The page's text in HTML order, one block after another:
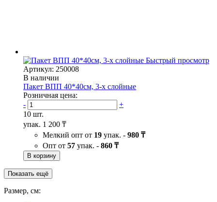
Быстрый просмотр
Артикул: 250008
В наличии
Пакет ВПП 40*40см, 3-х слойные
Розничная цена:
-
+
10 шт.
упак. 1 200 ₸
Мелкий опт от 19 упак. - 980 ₸
Опт от 57 упак. - 860 ₸
В корзину
Показать ещё
Размер, см: